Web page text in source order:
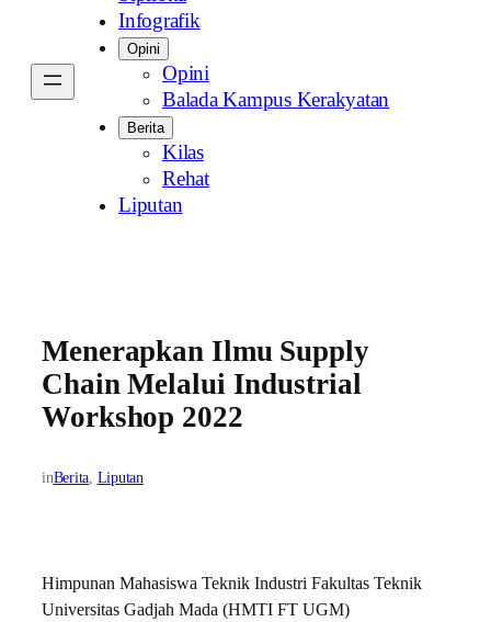
Infografik
Opini
Opini
Balada Kampus Kerakyatan
Berita
Kilas
Rehat
Liputan
Menerapkan Ilmu Supply
Chain Melalui Industrial
Workshop 2022
inBerita, Liputan
Himpunan Mahasiswa Teknik Industri Fakultas Teknik
Universitas Gadjah Mada (HMTI FT UGM)